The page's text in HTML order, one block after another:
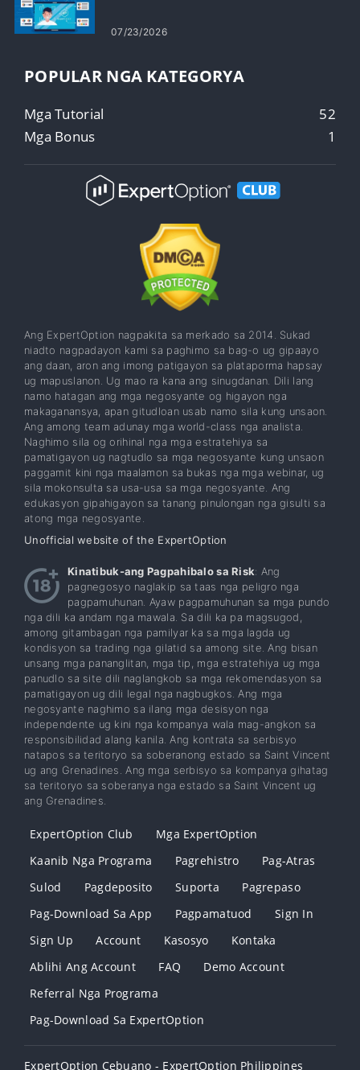
07/23/2026
POPULAR NGA KATEGORYA
Mga Tutorial
52
Mga Bonus
1
Ang ExpertOption nagpakita sa merkado sa 2014. Sukad
niadto nagpadayon kami sa paghimo sa bag-o ug gipaayo
ang daan, aron ang imong patigayon sa plataporma hapsay
ug mapuslanon. Ug mao ra kana ang sinugdanan. Dili lang
namo hatagan ang mga negosyante og higayon nga
makaganansya, apan gitudloan usab namo sila kung unsaon.
Ang among team adunay mga world-class nga analista.
Naghimo sila og orihinal nga mga estratehiya sa
pamatigayon ug nagtudlo sa mga negosyante kung unsaon
paggamit kini nga maalamon sa bukas nga mga webinar, ug
sila mokonsulta sa usa-usa sa mga negosyante. Ang
edukasyon gipahigayon sa tanang pinulongan nga gisulti sa
atong mga negosyante.
Unofficial website of the ExpertOption
Kinatibuk-ang Pagpahibalo sa Risk: Ang
pagnegosyo naglakip sa taas nga peligro nga
pagpamuhunan. Ayaw pagpamuhunan sa mga pundo
nga dili ka andam nga mawala. Sa dili ka pa magsugod,
among gitambagan nga pamilyar ka sa mga lagda ug
kondisyon sa trading nga gilatid sa among site. Ang bisan
unsang mga pananglitan, mga tip, mga estratehiya ug mga
panudlo sa site dili naglangkob sa mga rekomendasyon sa
pamatigayon ug dili legal nga nagbugkos. Ang mga
negosyante naghimo sa ilang mga desisyon nga
independente ug kini nga kompanya wala mag-angkon sa
responsibilidad alang kanila. Ang kontrata sa serbisyo
natapos sa teritoryo sa soberanong estado sa Saint Vincent
ug ang Grenadines. Ang mga serbisyo sa kompanya gihatag
sa teritoryo sa soberanya nga estado sa Saint Vincent ug
ang Grenadines.
ExpertOption Club
Mga ExpertOption
Kaanib Nga Programa
Pagrehistro
Pag-Atras
Sulod
Pagdeposito Suporta
Pagrepaso
Pag-Download Sa App
Pagpamatuod
Sign In
Sign Up
Account Kasosyo
Kontaka
Ablihi Ang Account
FAQ
Demo Account
Referral Nga Programa
Pag-Download Sa ExpertOption
ExpertOption Cebuano - ExpertOption Philippines